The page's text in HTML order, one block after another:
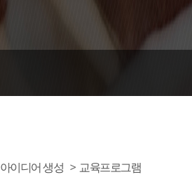
아이디어 생성 교육프로그램